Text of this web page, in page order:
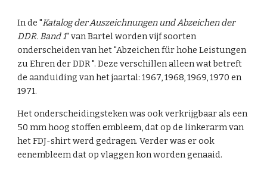
In de "Katalog der Auszeichnungen und Abzeichen der
DDR. Band 1" van Bartel worden vijf soorten
onderscheiden van het "Abzeichen für hohe Leistungen
zu Ehren der DDR ". Deze verschillen alleen wat betreft
de aanduiding van het jaartal: 1967, 1968, 1969, 1970 en
1971.
Het onderscheidingsteken was ook verkrijgbaar als een
50 mm hoog stoffen embleem, dat op de linkerarm van
het FDJ-shirt werd gedragen. Verder was er ook
eenembleem dat op vlaggen kon worden genaaid.